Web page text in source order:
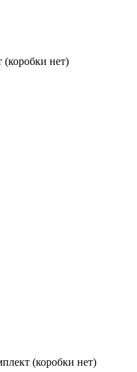
нет)
(коробки нет)